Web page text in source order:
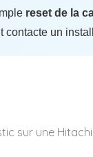
reset de la
contacte un
sur une Hitachi